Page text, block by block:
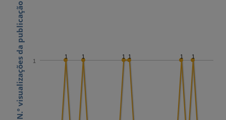
N.º visualizações da publicação 1 1 1 1 1 1
1